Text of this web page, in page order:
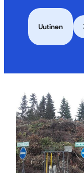
Uutinen